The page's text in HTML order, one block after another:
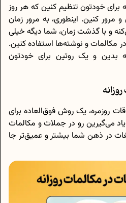
برای خودتون تنظیم کنین که هر روز
کنین. اینطوری، به مرور زمان
و با گذشت زمان، شما دیگه خیلی
مکالمات و نوشته‌ها استفاده کنین.
بدین و یک روتین برای خودتون
روزمره، یک روش فوق‌العاده برای
یاد می‌گیرین رو در جملات و مکالمات
در ذهن شما بیشتر و عمیق‌تر جا